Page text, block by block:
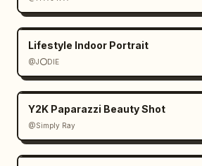
Lifestyle Indoor Portrait
@J⭕DIE
Y2K Paparazzi Beauty Shot
@Simply Ray